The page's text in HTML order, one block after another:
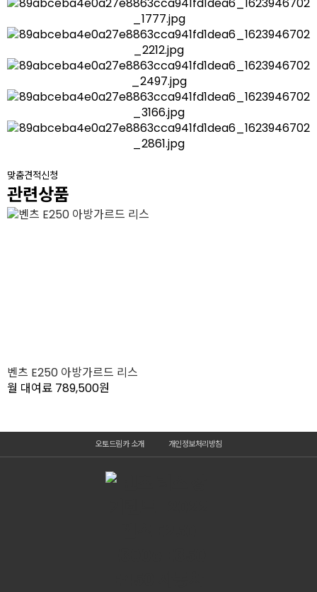
맞춤견적신청
관련상품
벤츠 E250 아방가르드 리스
월 대여료 789,500원
오토드림카 소개 개인정보처리방침